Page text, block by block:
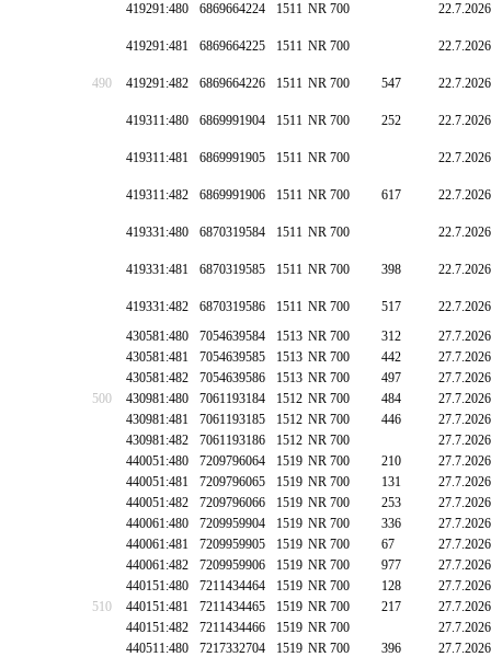
419291:480 6869664224 1511 NR 700 22.7.2026
419291:481 6869664225 1511 NR 700 22.7.2026
490 419291:482 6869664226 1511 NR 700 547 22.7.2026
419311:480 6869991904 1511 NR 700 252 22.7.2026
419311:481 6869991905 1511 NR 700 22.7.2026
419311:482 6869991906 1511 NR 700 617 22.7.2026
419331:480 6870319584 1511 NR 700 22.7.2026
419331:481 6870319585 1511 NR 700 398 22.7.2026
419331:482 6870319586 1511 NR 700 517
22.7.2026
430581:480
7054639584 1513 NR 700 312
27.7.2026
430581:481
7054639585 1513 NR 700 442
27.7.2026
430581:482
7054639586 1513 NR 700 497
27.7.2026
500
430981:480 7061193184 1512 NR 700 484
27.7.2026
430981:481
7061193185 1512 NR 700 446
27.7.2026
430981:482
7061193186 1512 NR 700
27.7.2026
440051:480
7209796064 1519 NR 700 210
27.7.2026
440051:481
7209796065 1519 NR 700 131
27.7.2026
440051:482
7209796066 1519 NR 700 253
27.7.2026
440061:480
7209959904 1519 NR 700 336
27.7.2026
440061:481
7209959905 1519 NR 700 67
27.7.2026
440061:482
7209959906 1519 NR 700 977
27.7.2026
440151:480
7211434464 1519 NR 700 128
27.7.2026
510
440151:481 7211434465 1519 NR 700 217
27.7.2026
440151:482
7211434466 1519 NR 700
27.7.2026
440511:480
7217332704 1519 NR 700 396
27.7.2026